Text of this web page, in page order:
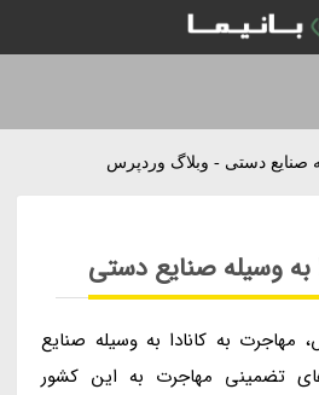
صنایع دستی - وبلاگ وردپرس
به وسیله صنایع دستی
مهاجرت به کانادا به وسیله صنایع
تضمینی مهاجرت به این کشور